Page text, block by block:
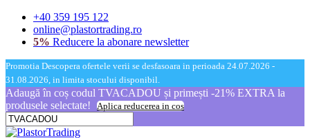
+40 359 195 122
online@plastortrading.ro
5% Reducere la abonare newsletter
Promotia Descopera ofertele verii se desfasoara in perioada 24.07.2026 -
31.08.2026, in limita stocului disponibil.
Adaugă în coș codul TVACADOU și primești -21% EXTRA la
produsele selectate!
Aplica reducerea in cos